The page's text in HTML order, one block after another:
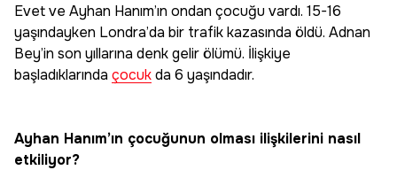
Evet ve Ayhan Hanım’ın ondan çocuğu vardı. 15-16
yaşındayken Londra’da bir trafik kazasında öldü. Adnan
Bey’in son yıllarına denk gelir ölümü. İlişkiye
başladıklarında çocukda 6 yaşındadır.
Ayhan Hanım’ın çocuğunun olması ilişkilerini nasıl
etkiliyor?